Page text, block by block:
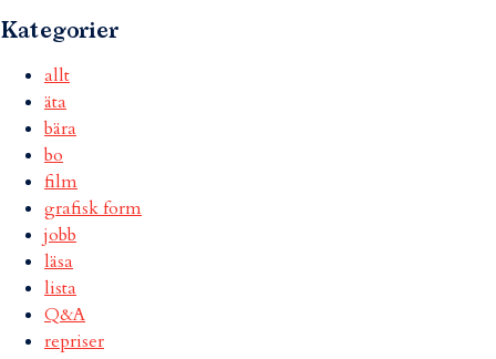
Kategorier
allt
äta
bära
bo
film
grafisk form
jobb
läsa
lista
Q&A
repriser